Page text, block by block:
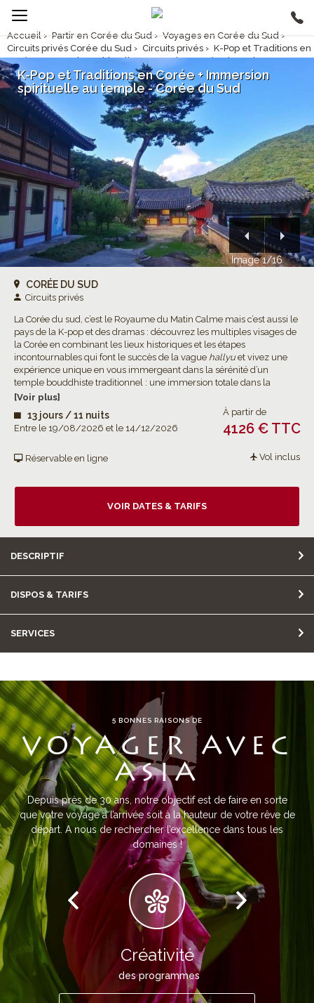
Accueil › Partir en Corée du Sud › Voyages en Corée du Sud ›
Circuits privés Corée du Sud › Circuits privés › K-Pop et Traditions en
Corée + Immersion spirituelle au temple - Corée du Sud
Image 1/16
K-Pop et Traditions en Corée + Immersion
spirituelle au temple - Corée du Sud
CORÉE DU SUD
Circuits privés
La Corée du sud, c’est le Royaume du Matin Calme mais c’est aussi le
pays de la K-pop et des dramas : découvrez les multiples visages de
la Corée en combinant les lieux historiques et les étapes
incontournables qui font le succès de la vague hallyuet vivez une
expérience unique en vous immergeant dans la sérénité d’un
temple bouddhiste traditionnel : une immersion totale dans la
culture coréenne !
[Voir plus]
13 jours / 11 nuits
Entre le 19/08/2026 et le 14/12/2026
À partir de
4126 € TTC
Réservable en ligne Vol inclus
VOIR DATES & TARIFS
DESCRIPTIF
DISPOS & TARIFS
SERVICES
5 BONNES RAISONS DE
VOYAGER AVEC
ASIA
Depuis près de 30 ans, notre objectif est de faire en sorte
que votre voyage à l’arrivée soit à la hauteur de votre rêve de
départ. A nous de rechercher l’excellence dans tous les
domaines !
Créativité
des programmes